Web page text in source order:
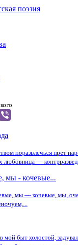
поэзия
поразвлечься прет
любовница —
мы - кочевые...
мы — кочевые, мы,
мой быт холостой,